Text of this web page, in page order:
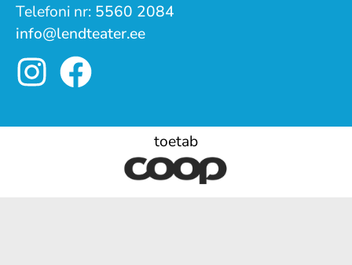
Telefoni nr: 5560 2084
info@lendteater.ee
toetab